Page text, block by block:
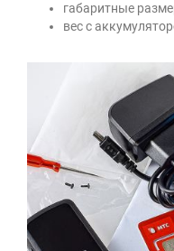
габаритные
вес с